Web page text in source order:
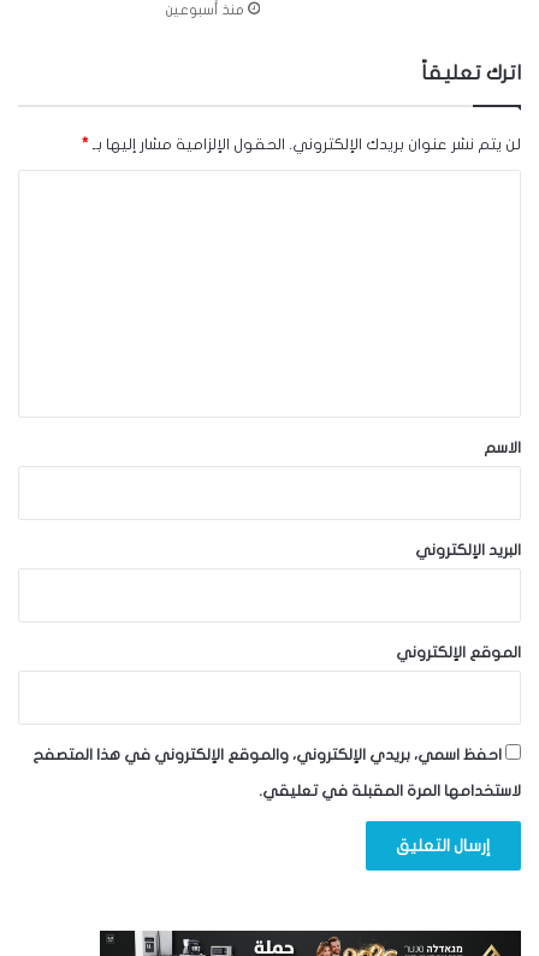
منذ أسبوعين
اترك تعليقاً
لن يتم نشر عنوان بريدك الإلكتروني. الحقول الإلزامية مشار إليها بـ *
*الاسم
البريد الإلكتروني
الموقع الإلكتروني
احفظ اسمي، بريدي الإلكتروني، والموقع الإلكتروني في هذا المتصفح
لاستخدامها المرة المقبلة في تعليقي.